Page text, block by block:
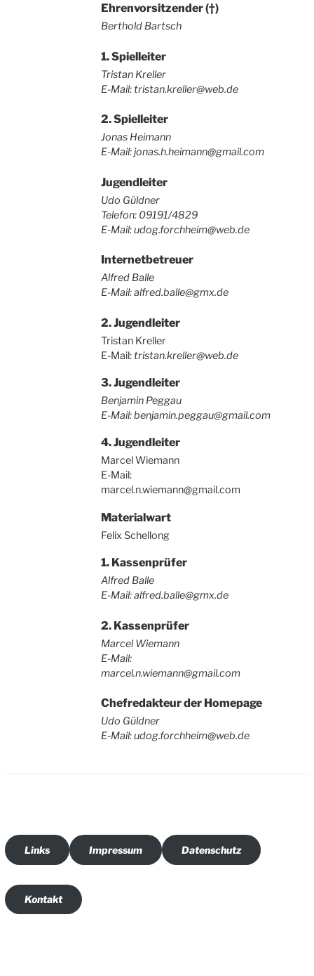
Ehrenvorsitzender (†)
Berthold Bartsch
1. Spielleiter
Tristan Kreller
E-Mail: tristan.kreller@web.de
2. Spielleiter
Jonas Heimann
E-Mail: jonas.h.heimann@gmail.com
Jugendleiter
Udo Güldner
Telefon: 09191/4829
E-Mail: udog.forchheim@web.de
Internetbetreuer
Alfred Balle
E-Mail: alfred.balle@gmx.de
2. Jugendleiter
Tristan Kreller
E-Mail: tristan.kreller@web.de
3. Jugendleiter
Benjamin Peggau
E-Mail: benjamin.peggau@gmail.com
4. Jugendleiter
Marcel Wiemann
E-Mail:
marcel.n.wiemann@gmail.com
Materialwart
Felix Schellong
1. Kassenprüfer
Alfred Balle
E-Mail: alfred.balle@gmx.de
2. Kassenprüfer
Marcel Wiemann
E-Mail:
marcel.n.wiemann@gmail.com
Chefredakteur der Homepage
Udo Güldner
E-Mail: udog.forchheim@web.de
Links Impressum Datenschutz
Kontakt